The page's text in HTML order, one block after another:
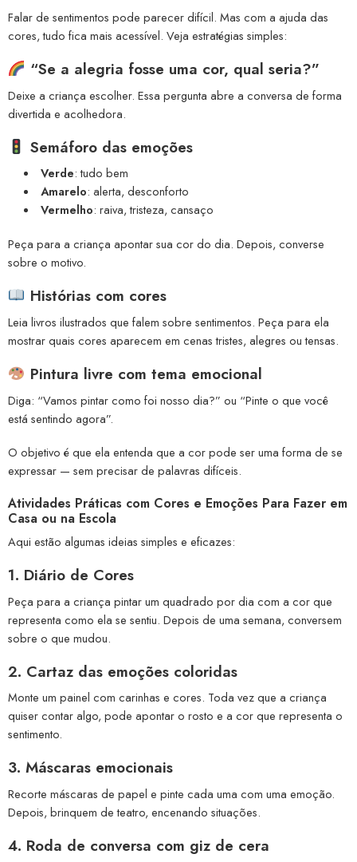
Falar de sentimentos pode parecer difícil. Mas com a ajuda das
cores, tudo fica mais acessível. Veja estratégias simples:
“Se a alegria fosse uma cor, qual seria?”
Deixe a criança escolher. Essa pergunta abre a conversa de forma
divertida e acolhedora.
Semáforo das emoções
Verde: tudo bem
Amarelo: alerta, desconforto
Vermelho: raiva, tristeza, cansaço
Peça para a criança apontar sua cor do dia. Depois, converse
sobre o motivo.
Histórias com cores
Leia livros ilustrados que falem sobre sentimentos. Peça para ela
mostrar quais cores aparecem em cenas tristes, alegres ou tensas.
Pintura livre com tema emocional
Diga: “Vamos pintar como foi nosso dia?” ou “Pinte o que você
está sentindo agora”.
O objetivo é que ela entenda que a cor pode ser uma forma de se
expressar — sem precisar de palavras difíceis.
Atividades Práticas com Cores e Emoções Para Fazer em
Casa ou na Escola
Aqui estão algumas ideias simples e eficazes:
1. Diário de Cores
Peça para a criança pintar um quadrado por dia com a cor que
representa como ela se sentiu. Depois de uma semana, conversem
sobre o que mudou.
2. Cartaz das emoções coloridas
Monte um painel com carinhas e cores. Toda vez que a criança
quiser contar algo, pode apontar o rosto e a cor que representa o
sentimento.
3. Máscaras emocionais
Recorte máscaras de papel e pinte cada uma com uma emoção.
Depois, brinquem de teatro, encenando situações.
4. Roda de conversa com giz de cera